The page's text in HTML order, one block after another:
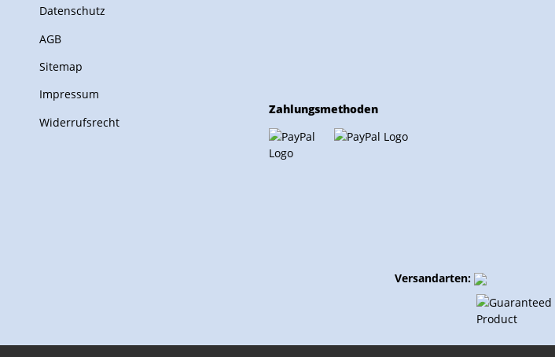
Datenschutz
AGB
Sitemap
Impressum
Widerrufsrecht
Zahlungsmethoden
Versandarten: